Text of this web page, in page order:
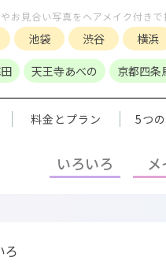
お見合い写真をヘアメイク付き
池袋 渋谷 横浜
天王寺あべの 京都四条
料金とプラン 5つ
いろいろ メ
ろ